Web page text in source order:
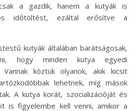
a gazdik, hanem a kutyák is
időtöltést, ezáltal erősítve a
kutyák általában barátságosak,
hogy minden kutya egyedi
köztük olyanok, akik kicsit
lehetnek, míg mások
A kutya korát, szocializációját és
is figyelembe kell venni, amikor a